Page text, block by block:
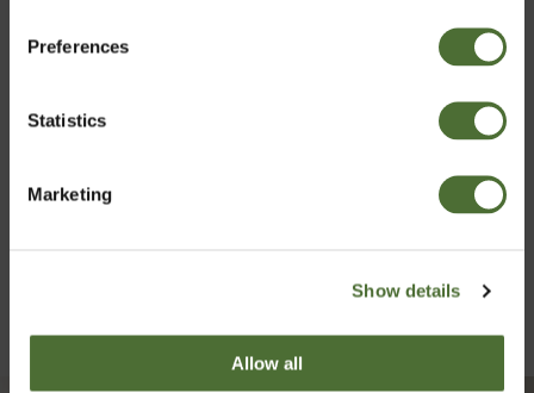
Preferences
Statistics
Marketing
Show details
Allow all